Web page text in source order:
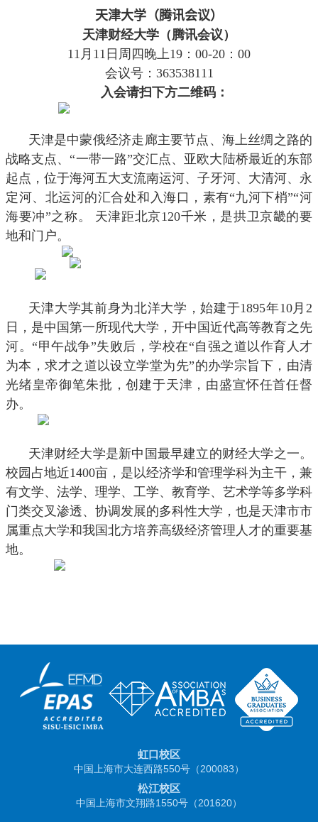
天津大学（腾讯会议）
天津财经大学（腾讯会议）
11 月 11 日周四晚上19 ： 00-20 ： 00
会议号： 363538111
入会请扫下方二维码：
天津是中蒙俄经济走廊主要节点、海上丝绸之路的
战略支点、“一带一路”交汇点、亚欧大陆桥最近的东部
起点，位于海河五大支流南运河、子牙河、大清河、永
定河、北运河的汇合处和入海口，素有“九河下梢”“河
海要冲”之称。 天津距北京120千米，是拱卫京畿的要
地和门户。
天津大学其前身为北洋大学，始建于1895年10月 2
日，是中国第一所现代大学，开中国近代高等教育之先
河。“甲午战争”失败后，学校在“自强之道以作育人才
为本，求才之道以设立学堂为先”的办学宗旨下，由清
光绪皇帝御笔朱批，创建于天津，由盛宣怀任首任督
办。
天津财经大学是新中国最早建立的财经大学之一。
校园占地近1400亩，是以经济学和管理学科为主干，兼
有文学、法学、理学、工学、教育学、艺术学等多学科
门类交叉渗透、协调发展的多科性大学，也是天津市市
属重点大学和我国北方培养高级经济管理人才的重要基
地。
虹口校区
中国上海市大连西路550号（200083）
松江校区
中国上海市文翔路1550号（201620）